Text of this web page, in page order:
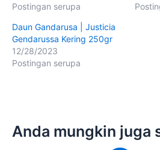
Postingan serupa
Daun Gandarusa | Justicia
Gendarussa Kering 250gr
12/28/2023
Postingan serupa
Anda mungkin juga